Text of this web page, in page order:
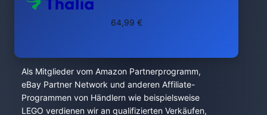
64,99 €
Als Mitglieder vom Amazon Partnerprogramm,
eBay Partner Network und anderen Affiliate-
Programmen von Händlern wie beispielsweise
LEGO verdienen wir an qualifizierten Verkäufen,